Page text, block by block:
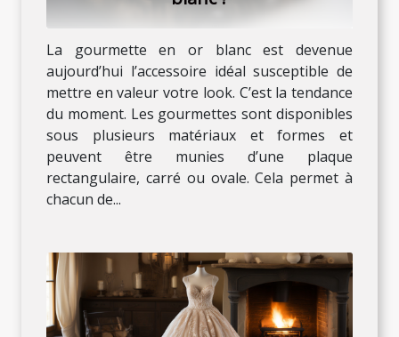
La gourmette en or blanc est devenue
aujourd’hui l’accessoire idéal susceptible de
mettre en valeur votre look. C’est la tendance
du moment. Les gourmettes sont disponibles
sous plusieurs matériaux et formes et
peuvent être munies d’une plaque
rectangulaire, carré ou ovale. Cela permet à
chacun de...